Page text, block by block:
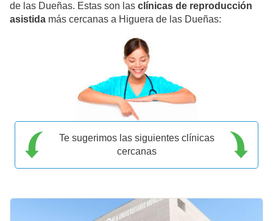
de las Dueñas. Estas son las clínicas de reproducción
asistida más cercanas a Higuera de las Dueñas:
Te sugerimos las siguientes clínicas
cercanas